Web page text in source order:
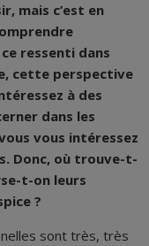
mais c’est en
ressenti dans
cette perspective
à des
dans les
vous intéressez
Donc, où trouve-t-
t-on leurs
?
sont très, très